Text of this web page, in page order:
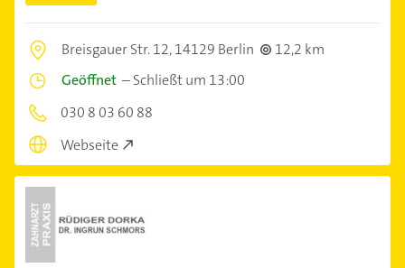
Breisgauer Str. 12,14129 Berlin
12,2 km
Geöffnet –Schließt um 13:00
030 8 03 60 88
Webseite